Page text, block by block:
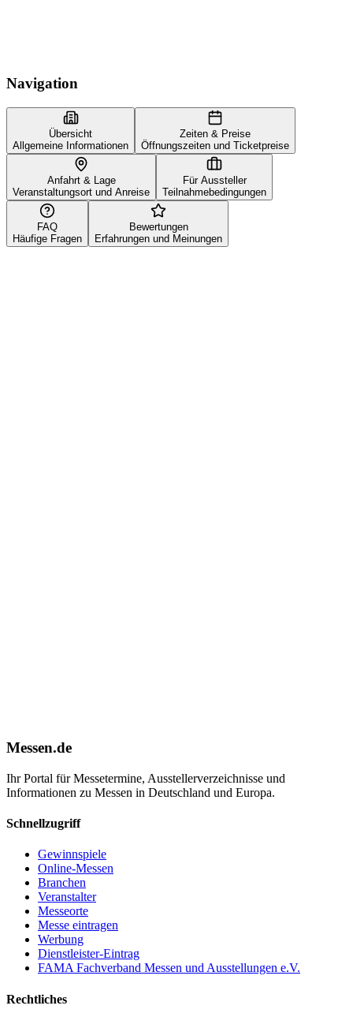
Navigation
Übersicht
Allgemeine Informationen
Zeiten & Preise
Öffnungszeiten und Ticketpreise
Anfahrt & Lage
Veranstaltungsort und Anreise
Für Aussteller
Teilnahmebedingungen
FAQ
Häufige Fragen
Bewertungen
Erfahrungen und Meinungen
Messen.de
Ihr Portal für Messetermine, Ausstellerverzeichnisse und
Informationen zu Messen in Deutschland und Europa.
Schnellzugriff
Gewinnspiele
Online-Messen
Branchen
Veranstalter
Messeorte
Messe eintragen
Werbung
Dienstleister-Eintrag
FAMA Fachverband Messen und Ausstellungen e.V.
Rechtliches